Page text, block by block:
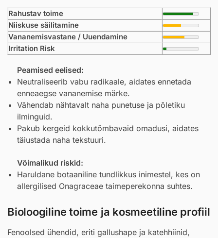
Rahustav toime
Niiskuse säilitamine
Vananemisvastane / Uuendamine
Irritation Risk
Peamised eelised:
Neutraliseerib vabu radikaale, aidates ennetada
enneaegse vananemise märke.
Vähendab nähtavalt naha punetuse ja põletiku
ilminguid.
Pakub kergeid kokkutõmbavaid omadusi, aidates
täiustada naha tekstuuri.
Võimalikud riskid:
Haruldane botaaniline tundlikkus inimestel, kes on
allergilised Onagraceae taimeperekonna suhtes.
Bioloogiline toime ja kosmeetiline profiil
Fenoolsed ühendid, eriti gallushape ja katehhiinid,